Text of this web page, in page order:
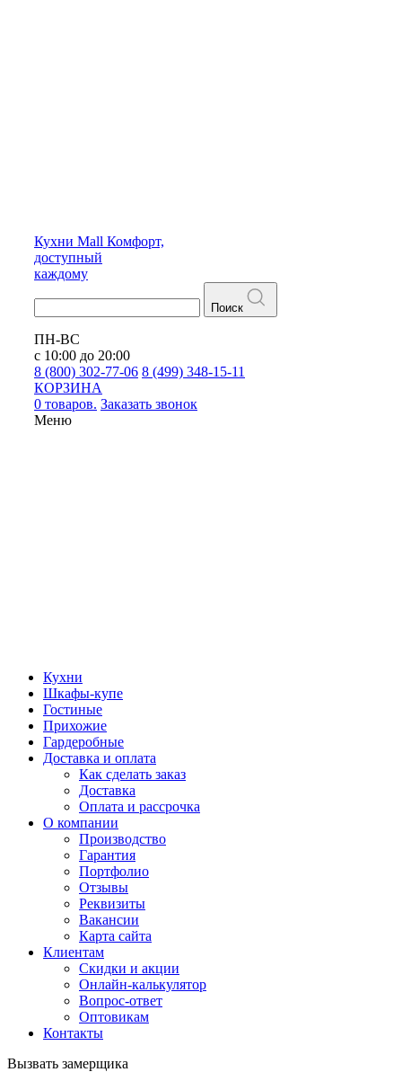
Кухни Mall Комфорт,
доступный
каждому
Поиск
ПН-ВС
с 10:00 до 20:00
8 (800) 302-77-06 8 (499) 348-15-11
КОРЗИНА
0 товаров. Заказать звонок
Меню
Кухни
Шкафы-купе
Гостиные
Прихожие
Гардеробные
Доставка и оплата
Как сделать заказ
Доставка
Оплата и рассрочка
О компании
Производство
Гарантия
Портфолио
Отзывы
Реквизиты
Вакансии
Карта сайта
Клиентам
Скидки и акции
Онлайн-калькулятор
Вопрос-ответ
Оптовикам
Контакты
Вызвать замерщика